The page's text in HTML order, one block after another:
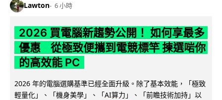
Lawton 6 小時
2026 買電腦新趨勢公開！ 如何享最多
優惠 從極致便攜到電競標竿 揀選啱你
的高效能 PC
2026 年的電腦選購基準已經全面升級。除了基本效能，「極致
輕量化」、「機身美學」、「AI算力」、「前瞻技術加持」以